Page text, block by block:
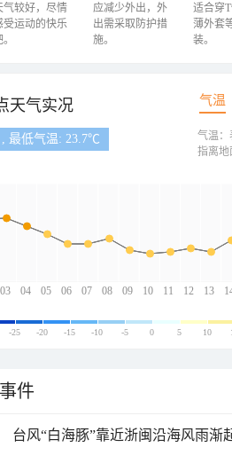
气较好，尽情
受运动的快乐
应减少外出，外
出需采取防护措
施。
适合穿
薄外套
装。
天气实况 气温
最低气温: 23.7℃
03 04 05 06 07 08 09 10 11 12 13
气温：
指离地
-25 -20 -15 -10 -5 0 5 10
件
台风“白海豚”靠近浙闽沿海风雨渐